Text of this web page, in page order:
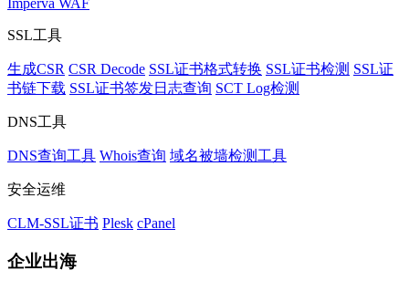
SSL工具
生成CSR CSR Decode SSL证书格式转换 SSL证书检测 SSL证
书链下载 SSL证书签发日志查询 SCT Log检测
DNS工具
DNS查询工具 Whois查询 域名被墙检测工具
安全运维
CLM-SSL证书 Plesk cPanel
企业出海